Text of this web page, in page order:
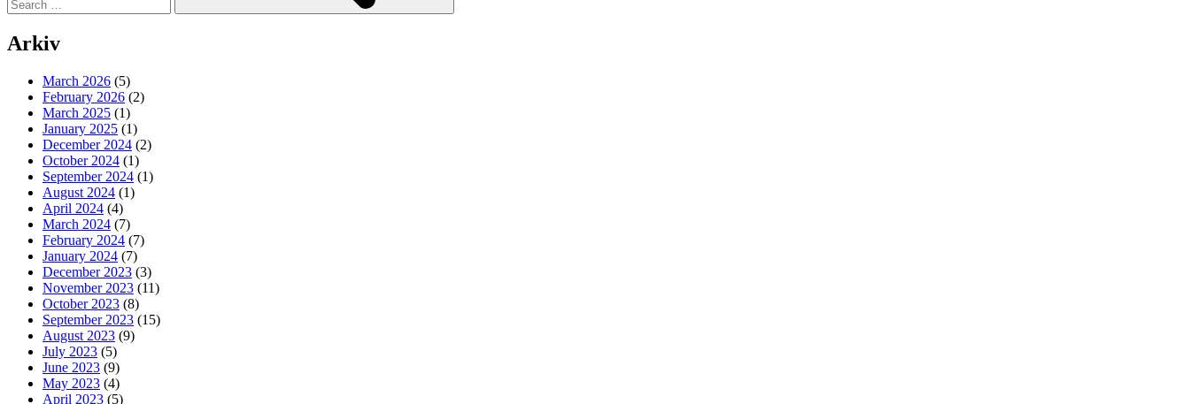
Arkiv
March 2026 (5)
February 2026 (2)
March 2025 (1)
January 2025 (1)
December 2024 (2)
October 2024 (1)
September 2024 (1)
August 2024 (1)
April 2024 (4)
March 2024 (7)
February 2024 (7)
January 2024 (7)
December 2023 (3)
November 2023 (11)
October 2023 (8)
September 2023 (15)
August 2023 (9)
July 2023 (5)
June 2023 (9)
May 2023 (4)
April 2023 (5)